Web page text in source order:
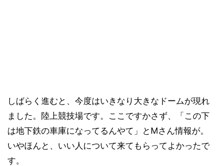
しばらく進むと、今度はいきなり大きなドームが現れ
ました。陸上競技場です。ここですかさず、「この下
は地下鉄の車庫になってるんやて」とMさん情報が。
いやほんと、いい人について来てもらってよかったで
す。